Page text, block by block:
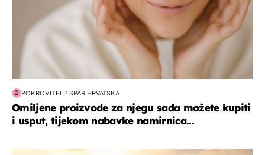
POKROVITELJ SPAR HRVATSKA
Omiljene proizvode za njegu sada možete kupiti
i usput, tijekom nabavke namirnica...